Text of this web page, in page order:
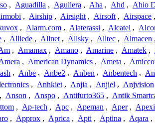
, Aguadilla , Aguilera , Aha , Ahd , Ahio
, Airship , Airsight , Airsoft , Airspace ,
, Alarm.com , Alaterassi , Alcatel ,
, Alliede , Allnet , Allsky , Alltec , Almacen ,
, Amamax , Amano , Amarine , Amatek ,
, American Dynamics , Ameta ,
, Anbe , Anbe2 , Anben , Anbentech ,
, Anhkiet , Anjia , Anjiel , Anjvision
, Anson , Anspo , Antifurto365 , Antik
, Ap-tech , Apc , Apeman , Aper ,
, Approx , Aprica , Apti , Aptina , Aqara ,